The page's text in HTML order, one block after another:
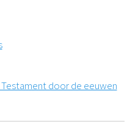
Testament door de eeuwen